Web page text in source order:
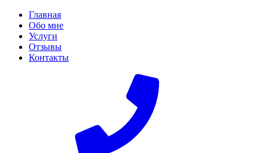
Skip
content
Главная
Обо мне
Услуги
Отзывы
Контакты